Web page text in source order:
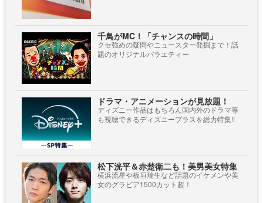
千鳥がMC！「チャンスの時間」
クセ強めの疑問やニュースター発掘まで！話
題のオリジナルバラエティー
ドラマ・アニメーションが見放題！
ディズニー作品はもちろん国内外のドラマ等
も視聴できるディズニープラスを総力特集!!
松下洸平＆赤楚衛二も！美男美女特集
横浜流星や板垣瑞生など話題のイケメンや美
女のグラビア1500カット超！